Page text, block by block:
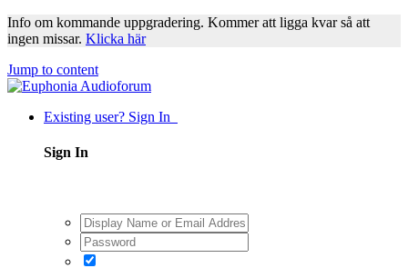
Info om kommande uppgradering. Kommer att ligga kvar så att
ingen missar. Klicka här
Jump to content
Existing user? Sign In
Sign In